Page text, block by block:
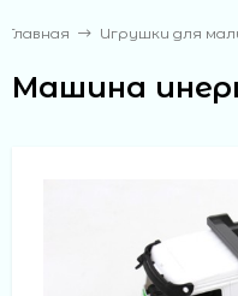
Главная Игрушки для
Машина